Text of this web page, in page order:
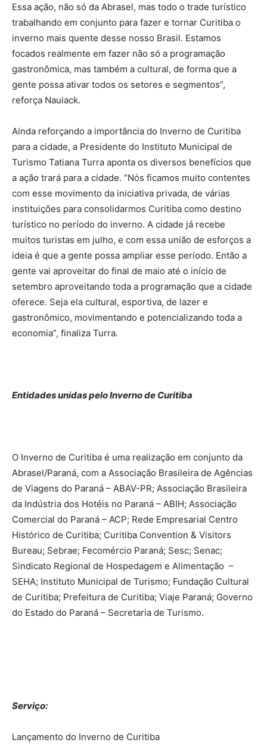
Essa ação, não só da Abrasel, mas todo o trade turístico
trabalhando em conjunto para fazer e tornar Curitiba o
inverno mais quente desse nosso Brasil. Estamos
focados realmente em fazer não só a programação
gastronômica, mas também a cultural, de forma que a
gente possa ativar todos os setores e segmentos”,
reforça Nauiack.
Ainda reforçando a importância do Inverno de Curitiba
para a cidade, a Presidente do Instituto Municipal de
Turismo Tatiana Turra aponta os diversos benefícios que
a ação trará para a cidade. “Nós ficamos muito contentes
com esse movimento da iniciativa privada, de várias
instituições para consolidarmos Curitiba como destino
turístico no período do inverno. A cidade já recebe
muitos turistas em julho, e com essa união de esforços a
ideia é que a gente possa ampliar esse período. Então a
gente vai aproveitar do final de maio até o início de
setembro aproveitando toda a programação que a cidade
oferece. Seja ela cultural, esportiva, de lazer e
gastronômico, movimentando e potencializando toda a
economia”, finaliza Turra.
Entidades unidas pelo Inverno de Curitiba
O Inverno de Curitiba é uma realização em conjunto da
Abrasel/Paraná, com a Associação Brasileira de Agências
de Viagens do Paraná – ABAV-PR; Associação Brasileira
da Indústria dos Hotéis no Paraná – ABIH; Associação
Comercial do Paraná – ACP; Rede Empresarial Centro
Histórico de Curitiba; Curitiba Convention & Visitors
Bureau; Sebrae; Fecomércio Paraná; Sesc; Senac;
Sindicato Regional de Hospedagem e Alimentação –
SEHA; Instituto Municipal de Turismo; Fundação Cultural
de Curitiba; Prefeitura de Curitiba; Viaje Paraná; Governo
do Estado do Paraná – Secretaria de Turismo.
Serviço:
Lançamento do Inverno de Curitiba